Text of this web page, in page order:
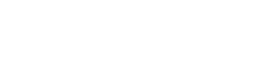
nach der VO (EU) Nr. 1169/2011 pro Tagesdosis